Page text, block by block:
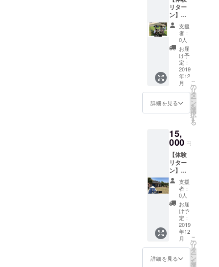
様の責
任に
おいて
管理さ
れます
ようお
願いし
ます。
盗難・
紛失に
ついて
の一切
の責任
は負い
ませ
参加す
るに当
たって
の往
路・帰
路等移
動途中
の事故
に対し
ても責
任を負
いかね
ます。
現地へ
の道中
は事故
等の無
いよう
時間会
話 ・有
効期限
はプロ
ジェク
ト成立
月から2
年とさ
せて頂
きま
す。 ・
アドバ
すの
で、そ
バイス
を受け
て行動
して起
きた利
害に対
して責
任は持
ちませ
ん。 ア
ドバイ
スを元
に自己
責任で
判断し
てくだ
さい。
ト成立
後の
2020年
1月から
非公開
の
Facebo
okグ
ループ
に招待
しま
す。週
末の具
ルの共
有、コ
ミュニ
ケー
ション
はこの
ページ
内でお
こない
ます。
・宅内
は改装
中のた
め、宿
泊はで
ん。庭
メッ
セージ
を送ら
せてい
ただき
ます。
リター
ン】庭
でキャ
ンプ券
（4名ま
で）
BBQ
セット
をお貸
ししま
す。 一
人3000
円でプ
ライ
お楽し
みくだ
さい。
食材や
炭はご
自身で
ご用意
くださ
い。 ご
近所さ
んもい
るの
で、利
用時間
は8時か
ら17時
までの
支援
者：
0人
お届
け予
定：
2019
年12
月
詳細を見る
こ
の
リ
タ
ー
ン
を
選
択
す
る
15,
000 円
【体験
リター
ン】
ファミ
リー1日
フリー
パス券
（体験
リター
ン） い
すみ
ベース
に来て
頂き、
自転車
支援
者：
0人
お届
け予
定：
2019
年12
月
詳細を見る
こ
の
リ
タ
ー
ン
を